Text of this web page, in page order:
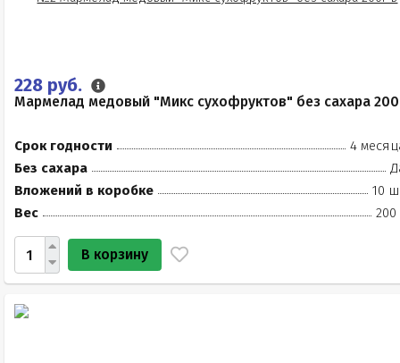
228 руб.
Мармелад медовый "Микс сухофруктов" без сахара
Срок годности
4
Без сахара
Вложений в коробке
10
Вес
200
В корзину